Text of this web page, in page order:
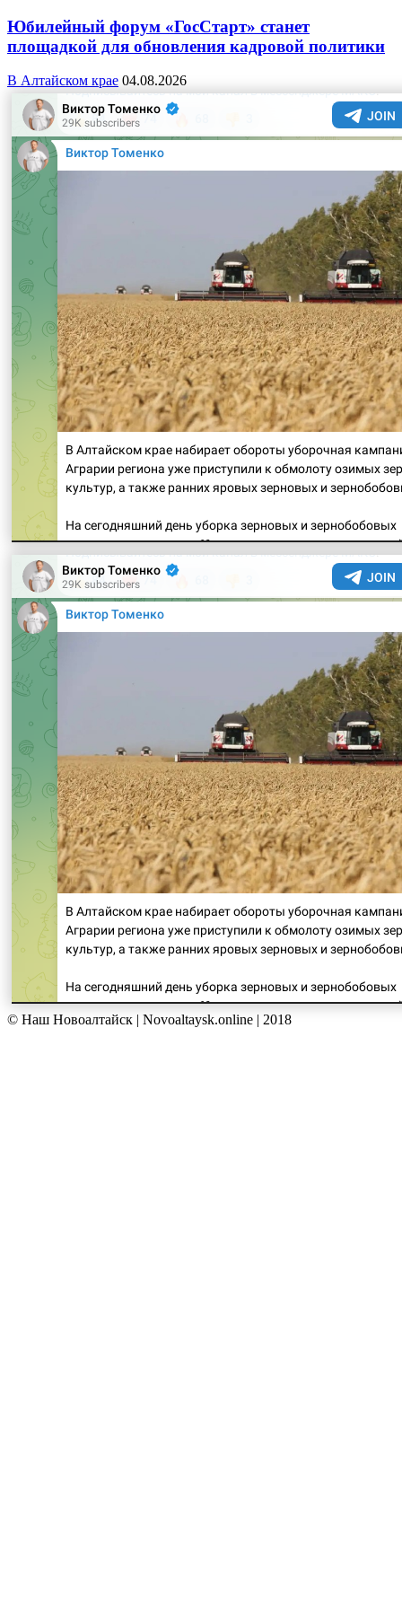
Юбилейный форум «ГосСтарт» станет
площадкой для обновления кадровой политики
В Алтайском крае 04.08.2026
© Наш Новоалтайск | Novoaltaysk.online | 2018